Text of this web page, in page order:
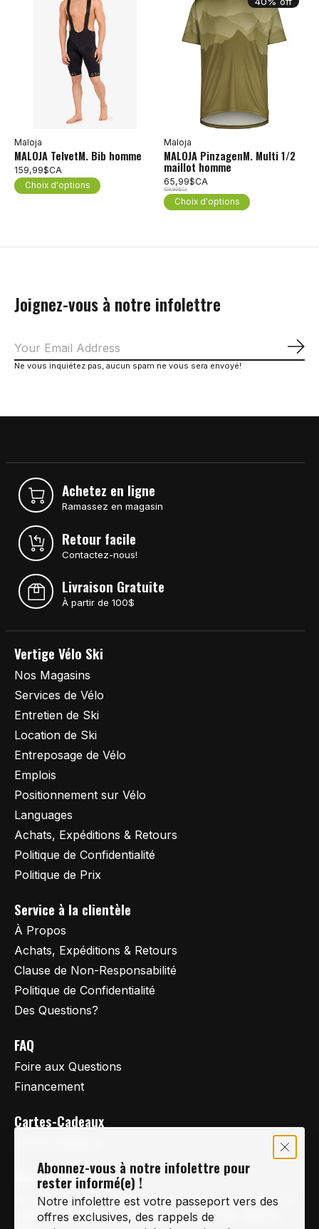
Maloja
MALOJA TelvetM. Bib homme
159,99$CA
Choix d'options
Maloja
MALOJA PinzagenM. Multi 1/2
maillot homme
65,99$CA
109,99$CA
Choix d'options
Joignez-vous à notre infolettre
Ne vous inquiétez pas, aucun spam ne vous sera envoyé!
Achetez en ligne
Ramassez en magasin
Retour facile
Contactez-nous!
Livraison Gratuite
À partir de 100$
Vertige Vélo Ski
Nos Magasins
Services de Vélo
Entretien de Ski
Location de Ski
Entreposage de Vélo
Emplois
Positionnement sur Vélo
Languages
Achats, Expéditions & Retours
Politique de Confidentialité
Politique de Prix
Service à la clientèle
À Propos
Achats, Expéditions & Retours
Clause de Non-Responsabilité
Politique de Confidentialité
Des Questions?
FAQ
Foire aux Questions
Financement
Cartes-Cadeaux
Vertige Vélo Ski
La référence en vélo de route, vélo de montagne et
vélo hybride sur la Rive-Sud de Montréal, depuis
Abonnez-vous à notre infolettre pour
rester informé(e) !
Notre infolettre est votre passeport vers des
offres exclusives, des rappels de